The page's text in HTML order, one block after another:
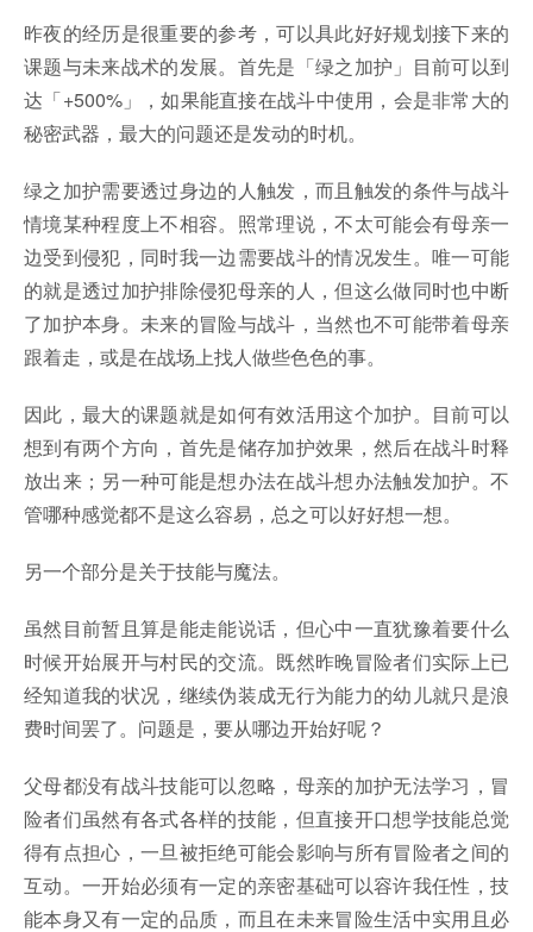
昨夜的经历是很重要的参考，可以具此好好规划接下来的
课题与未来战术的发展。首先是「绿之加护」目前可以到
达「+500%」，如果能直接在战斗中使用，会是非常大的
秘密武器，最大的问题还是发动的时机。
绿之加护需要透过身边的人触发，而且触发的条件与战斗
情境某种程度上不相容。照常理说，不太可能会有母亲一
边受到侵犯，同时我一边需要战斗的情况发生。唯一可能
的就是透过加护排除侵犯母亲的人，但这么做同时也中断
了加护本身。未来的冒险与战斗，当然也不可能带着母亲
跟着走，或是在战场上找人做些色色的事。
因此，最大的课题就是如何有效活用这个加护。目前可以
想到有两个方向，首先是储存加护效果，然后在战斗时释
放出来；另一种可能是想办法在战斗想办法触发加护。不
管哪种感觉都不是这么容易，总之可以好好想一想。
另一个部分是关于技能与魔法。
虽然目前暂且算是能走能说话，但心中一直犹豫着要什么
时候开始展开与村民的交流。既然昨晚冒险者们实际上已
经知道我的状况，继续伪装成无行为能力的幼儿就只是浪
费时间罢了。问题是，要从哪边开始好呢？
父母都没有战斗技能可以忽略，母亲的加护无法学习，冒
险者们虽然有各式各样的技能，但直接开口想学技能总觉
得有点担心，一旦被拒绝可能会影响与所有冒险者之间的
互动。一开始必须有一定的亲密基础可以容许我任性，技
能本身又有一定的品质，而且在未来冒险生活中实用且必